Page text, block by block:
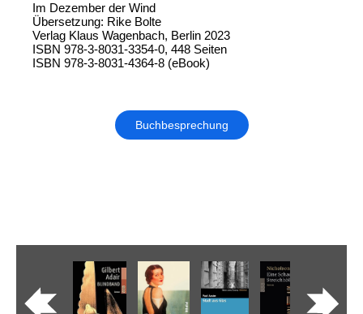
Im Dezember der Wind
Übersetzung: Rike Bolte
Verlag Klaus Wagenbach, Berlin 2023
ISBN 978-3-8031-3354-0, 448 Seiten
ISBN 978-3-8031-4364-8 (eBook)
Buchbesprechung